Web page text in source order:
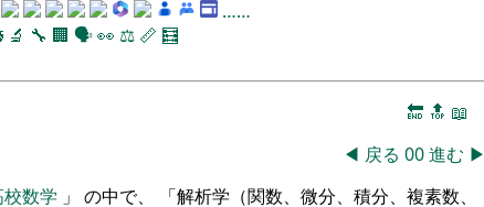
……
🔬 🔧 🏢 🗣️👀 ⚖️ 📏 🧮
🔚 🔝 📖
◀ 戻る 00進む ▶
数学 」 の中で、 「解析学（関数、微分、積分、複素数、